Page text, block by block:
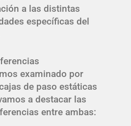
a las distintas
específicas del
examinado por
de paso estáticas
a destacar las
entre ambas: